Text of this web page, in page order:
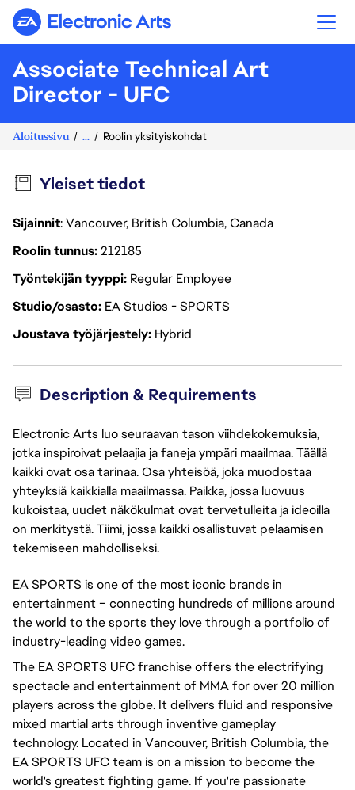
Electronic Arts
Associate Technical Art
Director - UFC
Aloitussivu ... Roolin yksityiskohdat
Yleiset tiedot
Sijainnit: Vancouver, British Columbia, Canada
Roolin tunnus212185
Työntekijän tyyppi Regular Employee
Studio/osasto EA Studios - SPORTS
Joustava työjärjestely Hybrid
Description & Requirements
Electronic Arts luo seuraavan tason viihdekokemuksia,
jotka inspiroivat pelaajia ja faneja ympäri maailmaa. Täällä
kaikki ovat osa tarinaa. Osa yhteisöä, joka muodostaa
yhteyksiä kaikkialla maailmassa. Paikka, jossa luovuus
kukoistaa, uudet näkökulmat ovat tervetulleita ja ideoilla
on merkitystä. Tiimi, jossa kaikki osallistuvat pelaamisen
tekemiseen mahdolliseksi.
EA SPORTS is one of the most iconic brands in
entertainment – connecting hundreds of millions around
the world to the sports they love through a portfolio of
industry-leading video games.
The EA SPORTS UFC franchise offers the electrifying
spectacle and entertainment of MMA for over 20 million
players across the globe. It delivers fluid and responsive
mixed martial arts through inventive gameplay
technology. Located in Vancouver, British Columbia, the
EA SPORTS UFC team is on a mission to become the
world's greatest fighting game. If you're passionate